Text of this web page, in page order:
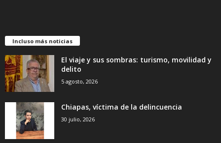
Incluso más noticias
El viaje y sus sombras: turismo, movilidad y
delito
5 agosto, 2026
Chiapas, víctima de la delincuencia
30 julio, 2026